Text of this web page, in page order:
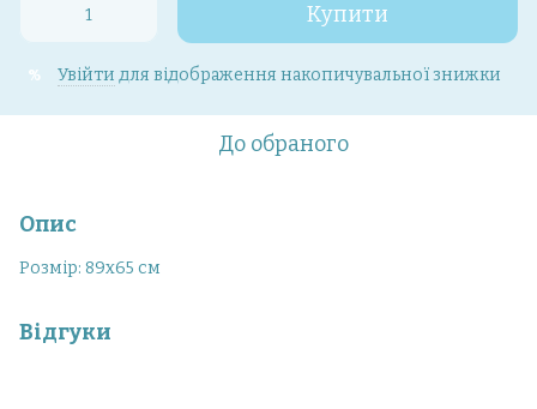
Купити
% Увійти для відображення накопичувальної знижки
До обраного
Опис
Розмір: 89х65 см
Відгуки